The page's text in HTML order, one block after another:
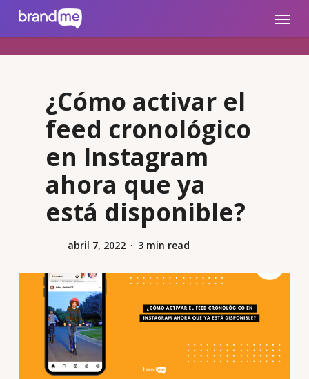
brandme.la Menu
¿Cómo activar el
feed cronológico
en Instagram
ahora que ya
está disponible?
abril 7, 2022 3 min read